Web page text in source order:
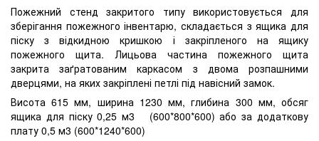
Пожежний стенд закритого типу використовується для
зберігання пожежного інвентарю, складається з ящика для
піску з відкидною кришкою і закріпленого на ящику
пожежного щита. Лицьова частина пожежного щита
закрита заґратованим каркасом з двома розпашними
дверцями, на яких закріплені петлі під навісний замок.
Висота 615 мм, ширина 1230 мм, глибина 300 мм, обсяг
ящика для піску 0,25 м3 (600*800*600) або за додаткову
плату 0,5 м3 (600*1240*600)